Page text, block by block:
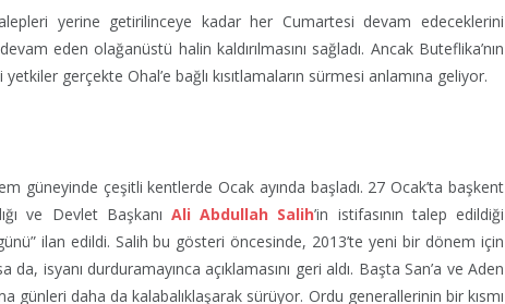
yerine getirilinceye kadar her Cumartesi devam edeceklerini
eden olağanüstü halin kaldırılmasını sağladı. Ancak Buteflika’nın
gerçekte Ohal’e bağlı kısıtlamaların sürmesi anlamına geliyor.
güneyinde çeşitli kentlerde Ocak ayında başladı. 27 Ocak’ta başkent
ve Devlet Başkanı Ali Abdullah Salih’in istifasının talep edildiği
ilan edildi. Salih bu gösteri öncesinde, 2013’te yeni bir dönem için
da, isyanı durduramayınca açıklamasını geri aldı. Başta San’a ve Aden
günleri daha da kalabalıklaşarak sürüyor. Ordu generallerinin bir kısmı